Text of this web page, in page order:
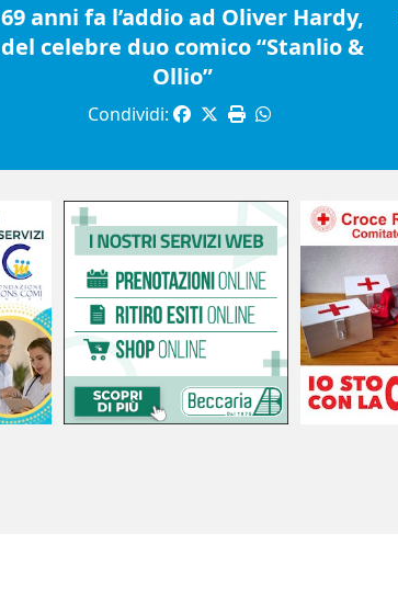
69 anni fa l’addio ad Oliver Hardy,
del celebre duo comico “Stanlio &
Ollio”
Condividi: